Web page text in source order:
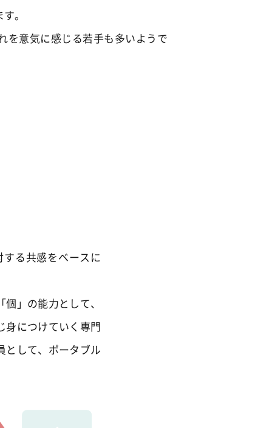
。
を意気に感じる若手も多いようで
る共感をベースに
」の能力として、
身につけていく専門
として、ポータブル